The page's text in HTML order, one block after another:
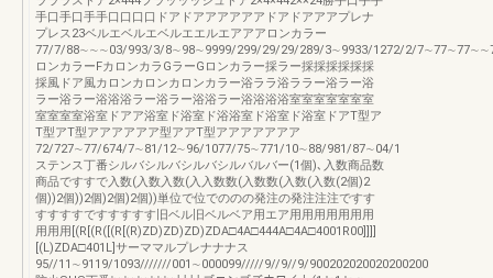
手口手口手手口口口口ドアドアアアアアアドアドアアアプレナ
プレス23ベルエベルエベルエエルエアアアロンカラー
77/7/88∼∼∼03/993/3/8∼98∼9999/299/29/29/289/3∼9933/1272/2/
ロンカラーFカロンカラGラーGロンカラー採ラー採採採採採採
採風ドア風カロンカロンカロンカラー浴ララ浴ララー浴ラー浴
ラー浴ラー浴浴浴ラー浴ラー浴浴ラー浴浴浴浴室室室室室室室
室室室室浴室ドアア浴室ド浴室ド浴浴室ド浴室ド浴室ドアT型ア
T型アT型アアアアアア型アアT型アアアアアアア
72/727∼77/674/7∼81/12∼96/1077/75∼771/10∼88/981/87∼04/1
ステンス丁番シルバシルバシルバシルバルバー(1個)､入数商品数
商品ですすで入数(入数入数(入入数数(入数数(入数(入数(2個)2
個))2個))2個)2個)2個))単位で位でののの発注の発注注注ですす
すすすすですすすすす旧ベル旧ベルベア用エア用用用用用用用
用用用[(R[(R([(R[(R)ZD)ZD)ZD)ZDA□4A□444A□4A□4001R00]]]]
[(L)ZDA□401L]サーママルプレナナナス
95//11∼9119/1093///////001∼000099/////9//9//9/900202020020200200